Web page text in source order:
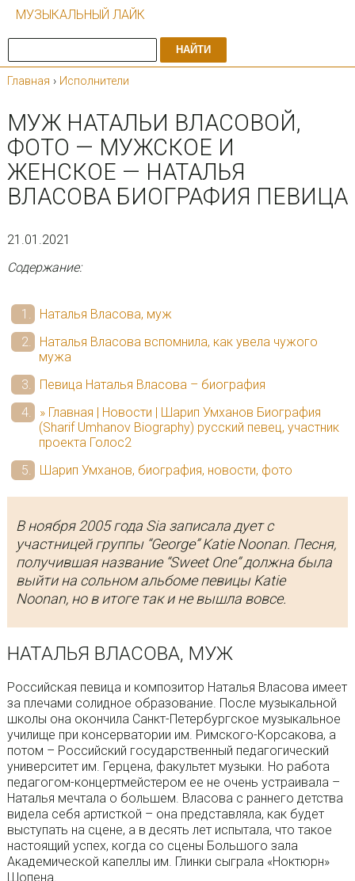
МУЗЫКАЛЬНЫЙ ЛАЙК
НАЙТИ
Главная › Исполнители
МУЖ НАТАЛЬИ ВЛАСОВОЙ,
ФОТО — МУЖСКОЕ И
ЖЕНСКОЕ — НАТАЛЬЯ
ВЛАСОВА БИОГРАФИЯ ПЕВИЦА
21.01.2021
Содержание:
Наталья Власова, муж
Наталья Власова вспомнила, как увела чужого
мужа
Певица Наталья Власова – биография
» Главная | Новости | Шарип Умханов Биография
(Sharif Umhanov Biography) русский певец, участник
проекта Голос2
Шарип Умханов, биография, новости, фото
В ноября 2005 года Sia записала дует с
участницей группы “George” Katie Noonan. Песня,
получившая название “Sweet One” должна была
выйти на сольном альбоме певицы Katie
Noonan, но в итоге так и не вышла вовсе.
НАТАЛЬЯ ВЛАСОВА, МУЖ
Российская певица и композитор Наталья Власова имеет
за плечами солидное образование. После музыкальной
школы она окончила Санкт-Петербургское музыкальное
училище при консерватории им. Римского-Корсакова, а
потом – Российский государственный педагогический
университет им. Герцена, факультет музыки. Но работа
педагогом-концертмейстером ее не очень устраивала –
Наталья мечтала о большем. Власова с раннего детства
видела себя артисткой – она представляла, как будет
выступать на сцене, а в десять лет испытала, что такое
настоящий успех, когда со сцены Большого зала
Академической капеллы им. Глинки сыграла «Ноктюрн»
Шопена.